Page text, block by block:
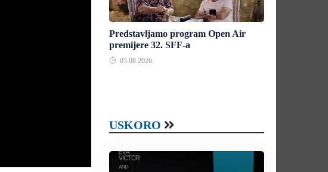
Predstavljamo program Open Air
premijere 32. SFF-a
05.08.2026.
USKORO